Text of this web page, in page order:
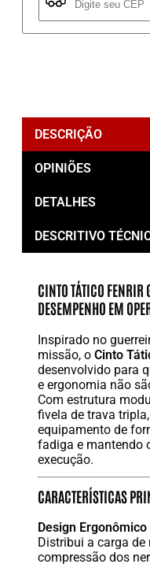
Não sei meu CEP
DESCRIÇÃO
OPINIÕES
DETALHES
DESCRITIVO
CINTO TÁTICO FENRIR
DESEMPENHO EM
Inspirado no
missão, o Cinto
desenvolvido para
e ergonomia não
Com estrutura
fivela de trava
equipamento de
fadiga e mantendo
execução.
CARACTERÍSTICAS
Design
Distribui a carga
compressão dos